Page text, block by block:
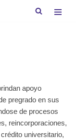
apoyo
pregrado en sus
de procesos
reincorporaciones,
universitario,